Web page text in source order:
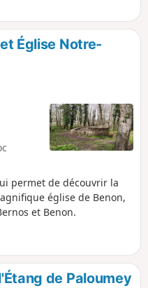
très nature,
de jouer
cours d'eau le
modéré
avec de
Église Notre-
permet de découvrir la
église de Benon,
et Benon.
de Paloumey